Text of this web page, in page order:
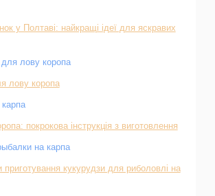
у Полтаві: найкращі ідеї для яскравих
лову коропа
покрокова інструкція з виготовлення
приготування кукурудзи для риболовлі на